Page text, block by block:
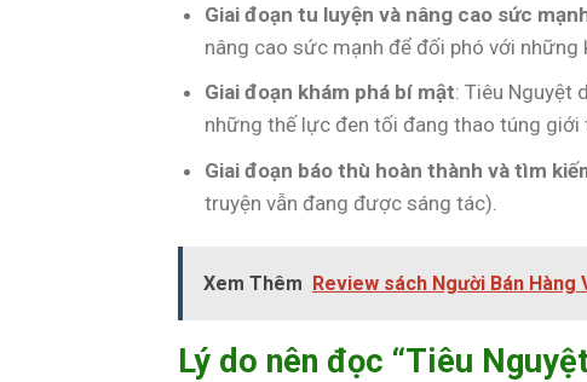
Giai đoạn tu luyện và nâng cao sức
nâng cao sức mạnh để đối phó với những
Giai đoạn khám phá bí mật: Tiêu Nguyệt
những thế lực đen tối đang thao túng giới
Giai đoạn báo thù hoàn thành và tìm
truyện vẫn đang được sáng tác).
Xem Thêm Review sách Người Bán
Lý do nên đọc “Tiêu